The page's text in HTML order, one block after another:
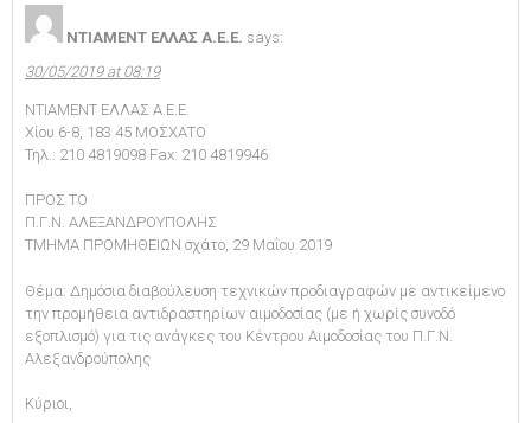
ΝΤΙΑΜΕΝΤ ΕΛΛΑΣ Α.Ε.Ε. says:
30/05/2019 at 08:19
ΝΤΙΑΜΕΝΤ ΕΛΛΑΣ Α.Ε.Ε.
Χίου 6-8, 183 45 ΜΟΣΧΑΤΟ
Τηλ.: 210 4819098 Fax: 210 4819946
ΠΡΟΣ ΤΟ
Π.Γ.Ν. ΑΛΕΞΑΝΔΡΟΥΠΟΛΗΣ
ΤΜΗΜΑ ΠΡΟΜΗΘΕΙΩΝ σχάτο, 29 Μαΐου 2019
Θέμα: Δημόσια διαβούλευση τεχνικών προδιαγραφών με αντικείμενο
την προμήθεια αντιδραστηρίων αιμοδοσίας (με ή χωρίς συνοδό
εξοπλισμό) για τις ανάγκες του Κέντρου Αιμοδοσίας του Π.Γ.Ν.
Αλεξανδρούπολης
Κύριοι,